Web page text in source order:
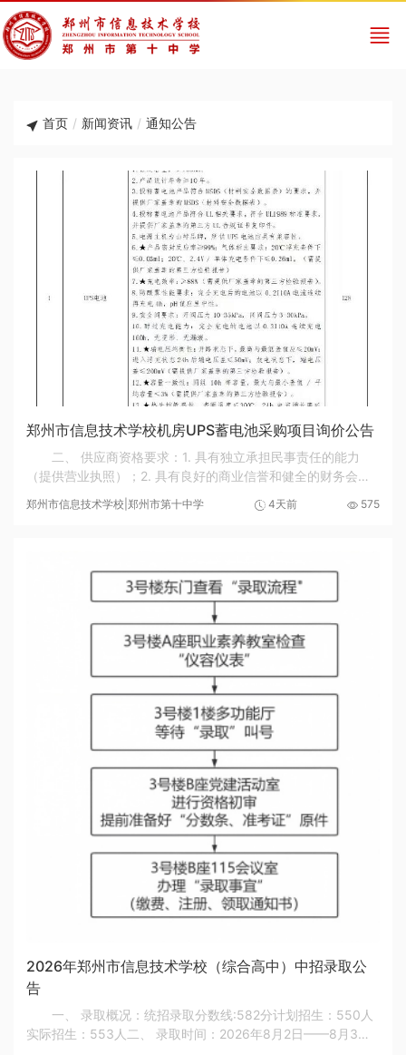
首页 / 新闻资讯 / 通知公告
郑州市信息技术学校机房UPS蓄电池采购项目询价公告
二、 供应商资格要求：1. 具有独立承担民事责任的能力
（提供营业执照）；2. 具有良好的商业信誉和健全的财务会计
制度（提供承诺，格式自拟）；3. 具有履行合同所必需的设备
和专业技术能力（提供承诺，格式自拟）；4....
郑州市信息技术学校|郑州市第十中学 4天前 575
2026年郑州市信息技术学校（综合高中）中招录取公
告
一、 录取概况：统招录取分数线:582分计划招生：550人
实际招生：553人二、 录取时间：2026年8月2日——8月3日